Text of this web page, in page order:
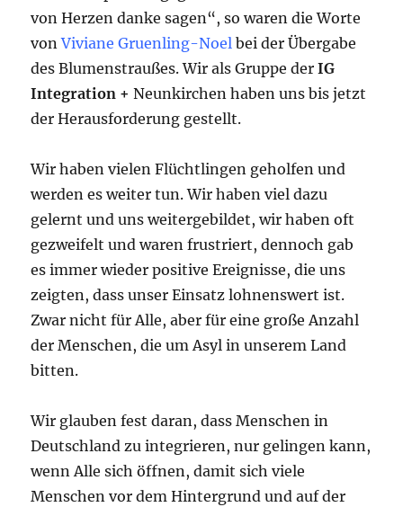
von Herzen danke sagen“, so waren die Worte
vonViviane Gruenling-Noel bei der Übergabe
des Blumenstraußes. Wir als Gruppe derIG
Integration + Neunkirchen haben uns bis jetzt
der Herausforderung gestellt.
Wir haben vielen Flüchtlingen geholfen und
werden es weiter tun. Wir haben viel dazu
gelernt und uns weitergebildet, wir haben oft
gezweifelt und waren frustriert, dennoch gab
es immer wieder positive Ereignisse, die uns
zeigten, dass unser Einsatz lohnenswert ist.
Zwar nicht für Alle, aber für eine große Anzahl
der Menschen, die um Asyl in unserem Land
bitten.
Wir glauben fest daran, dass Menschen in
Deutschland zu integrieren, nur gelingen kann,
wenn Alle sich öffnen, damit sich viele
Menschen vor dem Hintergrund und auf der